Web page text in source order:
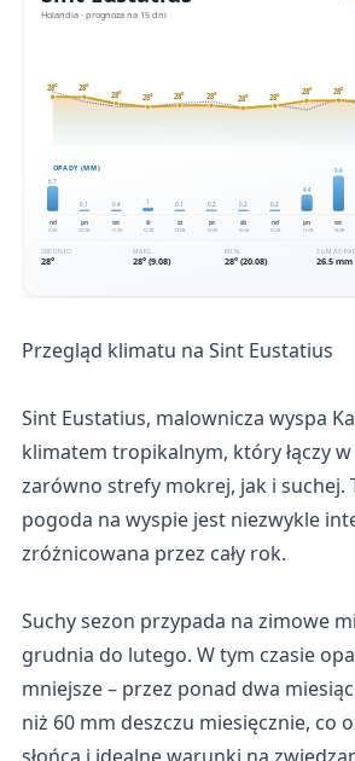
Przegląd klimatu na Sint Eustatius
Sint Eustatius, malownicza wyspa
klimatem tropikalnym, który łączy
zarówno strefy mokrej, jak i suchej.
pogoda na wyspie jest niezwykle
zróżnicowana przez cały rok.
Suchy sezon przypada na zimowe
grudnia do lutego. W tym czasie
mniejsze – przez ponad dwa
niż 60 mm deszczu miesięcznie, co